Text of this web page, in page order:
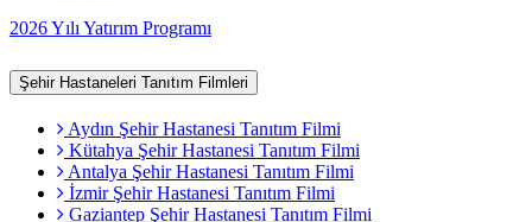
2026 Yılı Yatırım Programı
Şehir Hastaneleri Tanıtım Filmleri
Aydın Şehir Hastanesi Tanıtım Filmi
Kütahya Şehir Hastanesi Tanıtım Filmi
Antalya Şehir Hastanesi Tanıtım Filmi
İzmir Şehir Hastanesi Tanıtım Filmi
Gaziantep Şehir Hastanesi Tanıtım Filmi